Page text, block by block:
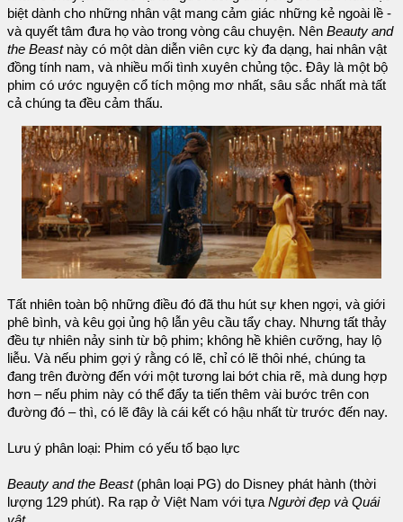
biệt dành cho những nhân vật mang cảm giác những kẻ ngoài lề -
và quyết tâm đưa họ vào trong vòng câu chuyện. Nên Beauty and
the Beastnày có một dàn diễn viên cực kỳ đa dạng, hai nhân vật
đồng tính nam, và nhiều mối tình xuyên chủng tộc. Đây là một bộ
phim có ước nguyện cổ tích mộng mơ nhất, sâu sắc nhất mà tất
cả chúng ta đều cảm thấu.
Tất nhiên toàn bộ những điều đó đã thu hút sự khen ngợi, và giới
phê bình, và kêu gọi ủng hộ lẫn yêu cầu tẩy chay. Nhưng tất thảy
đều tự nhiên nảy sinh từ bộ phim; không hề khiên cưỡng, hay lộ
liễu. Và nếu phim gợi ý rằng có lẽ, chỉ có lẽ thôi nhé, chúng ta
đang trên đường đến với một tương lai bớt chia rẽ, mà dung hợp
hơn – nếu phim này có thể đẩy ta tiến thêm vài bước trên con
đường đó – thì, có lẽ đây là cái kết có hậu nhất từ trước đến nay.
Lưu ý phân loại: Phim có yếu tố bạo lực
Beauty and the Beast(phân loại PG) do Disney phát hành (thời
lượng 129 phút). Ra rạp ở Việt Nam với tựa Người đẹp và Quái